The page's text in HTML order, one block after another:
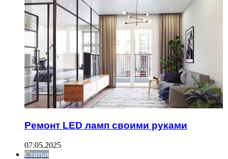
Ремонт LED ламп своими руками
07.05.2025
Статьи